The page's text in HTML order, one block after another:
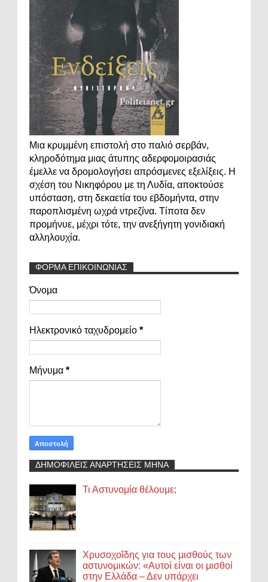
Μια κρυμμένη επιστολή στο παλιό σερβάν,
κληροδότημα μιας άτυπης αδερφομοιρασιάς
έμελλε να δρομολογήσει απρόσμενες εξελίξεις. Η
σχέση του Νικηφόρου με τη Λυδία, αποκτούσε
υπόσταση, στη δεκαετία του εβδομήντα, στην
παροπλισμένη ωχρά ντρεζίνα. Τίποτα δεν
προμήνυε, μέχρι τότε, την ανεξήγητη γονιδιακή
αλληλουχία.
ΦΟΡΜΑ ΕΠΙΚΟΙΝΩΝΙΑΣ
Όνομα
Ηλεκτρονικό ταχυδρομείο *
Μήνυμα *
ΔΗΜΟΦΙΛΕΙΣ ΑΝΑΡΤΗΣΕΙΣ ΜΗΝΑ
Τι Αστυνομία θέλουμε;
Χρυσοχοΐδης για τους μισθούς των
αστυνομικών: «Αυτοί είναι οι μισθοί
στην Ελλάδα – Δεν υπάρχει